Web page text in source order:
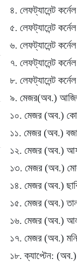
৪. লেফট্যানেন্ট
৫. লেফট্যানেন্ট
৬. লেফট্যানেন্ট
৭. লেফট্যানেন্ট
৮. লেফট্যানেন্ট
৯. মেজর(অব.)
১০. মেজর (অব.)
১১. মেজর (অব.)
১২. মেজর (অব.)
১৩. মেজর (অব.)
১৪. মেজর (অব.)
১৫. মেজর (অব.)
১৬. মেজর (অব.)
১৭. মেজর (অব.)
১৮. ক্যাপ্টেন: